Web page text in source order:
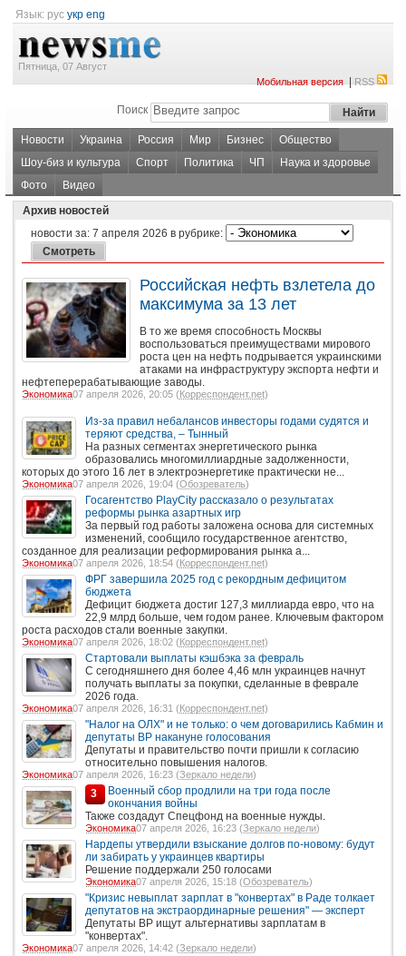
Язык: рус укр eng
Пятница, 07 Август
Мобильная версия|RSS
Поиск
Новости Украина Россия Мир Бизнес
Общество
Шоу-биз и культура
Спорт Политика ЧП
Наука и здоровье
Фото
Видео
Архив новостей
новости за: 7 апреля 2026 в рубрике:
Российская нефть взлетела до
максимума за 13 лет
В то же время способность Москвы
воспользоваться преимуществами мирового
роста цен на нефть подрывается украинскими
атаками на инфраструктуру экспорта нефти и
нефтеперерабатывающие заводы.
Экономика07 апреля 2026, 20:05 (Корреспондент.net)
Из-за правил небалансов инвесторы годами судятся и
теряют средства, – Тынный
На разных сегментах энергетического рынка
образовались многомиллиардные задолженности,
которых до этого 16 лет в электроэнергетике практически не...
Экономика07 апреля 2026, 19:04 (Обозреватель)
Госагентство PlayCity рассказало о результатах
реформы рынка азартных игр
За первый год работы заложена основа для системных
изменений, сообщило государственное агентство,
созданное для реализации реформирования рынка а...
Экономика07 апреля 2026, 18:54 (Корреспондент.net)
ФРГ завершила 2025 год с рекордным дефицитом
бюджета
Дефицит бюджета достиг 127,3 миллиарда евро, что на
22,9 млрд больше, чем годом ранее. Ключевым фактором
роста расходов стали военные закупки.
Экономика07 апреля 2026, 18:02 (Корреспондент.net)
Стартовали выплаты кэшбэка за февраль
С сегодняшнего дня более 4,46 млн украинцев начнут
получать выплаты за покупки, сделанные в феврале
2026 года.
Экономика07 апреля 2026, 16:31 (Корреспондент.net)
"Налог на ОЛХ" и не только: о чем договарились Кабмин и
депутаты ВР накануне голосования
Депутаты и правительство почти пришли к согласию
относительно повышения налогов.
Экономика07 апреля 2026, 16:23 (Зеркало недели)
3
Военный сбор продлили на три года после
окончания войны
Также создадут Спецфонд на военные нужды.
Экономика07 апреля 2026, 16:23 (Зеркало недели)
Нардепы утвердили взыскание долгов по-новому: будут
ли забирать у украинцев квартиры
Решение поддержали 250 голосами
Экономика07 апреля 2026, 15:18 (Обозреватель)
"Кризис невыплат зарплат в "конвертах" в Раде толкает
депутатов на экстраординарные решения" — эксперт
Депутаты ВР ищут альтернативы зарплатам в
"конвертах".
Экономика07 апреля 2026, 14:42 (Зеркало недели)